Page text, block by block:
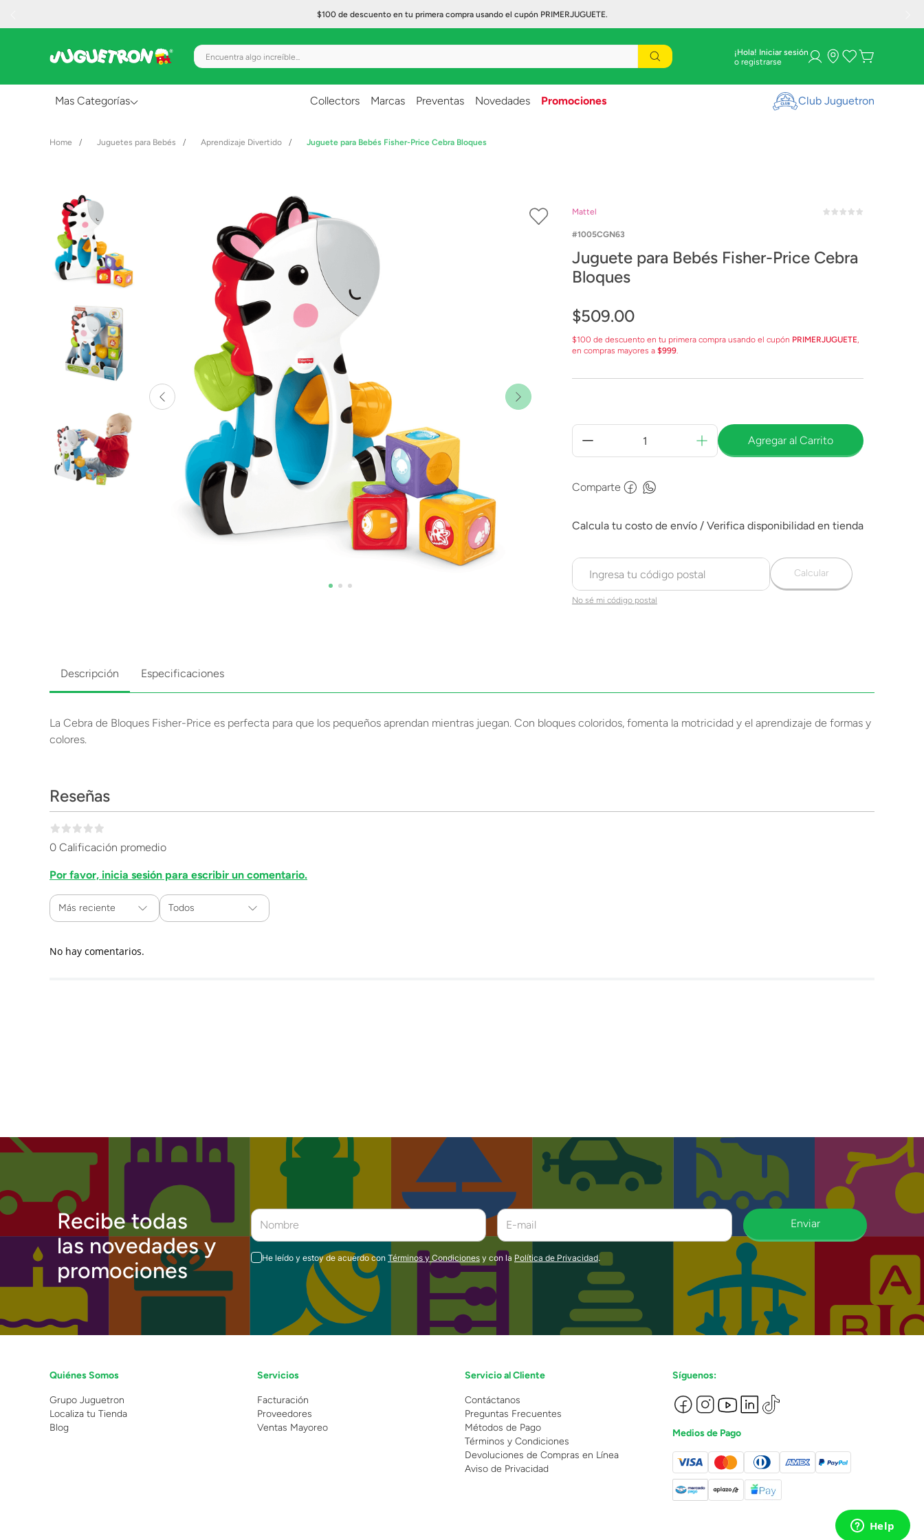
$100 de descuento en tu primera compra usando el cupón PRIMERJUGUETE.
Encuentra algo increíble... ¡Hola! Iniciar sesión
Mas Categorías
Creatividad y Arte
Figuras de Acción
Gadgets y Electrónicos
Lanzadores
Muñecas
Construcción
Vehículos y Pistas
Collectors Marcas Preventas Novedades Promociones Club Juguetron
Juguetes para Bebés Aprendizaje Divertido Juguete para Bebés Fisher-Price Cebra Bloques
Mattel
1005CGN63
Juguete para Bebés Fisher-Price Cebra
Bloques
$509.00
$100 de descuento en tu primera compra usando el cupón PRIMERJUGUETE,
en compras mayores a $999.
Agregar al Carrito
Comparte
No sé mi código postal
Calcular
Descripción Especificaciones
La Cebra de Bloques Fisher-Price es perfecta para que los pequeños aprendan mientras juegan. Con bloques coloridos, fomenta la motricidad y el aprendizaje de formas y
colores.
Reseñas
0 Calificación promedio
Por favor, inicia sesión para escribir un comentario.
Más reciente Todos
No hay comentarios.
Recibe todas
las novedades y
promociones
Enviar
He leído y estoy de acuerdo con Términos y Condiciones y con la Política de Privacidad.
Quiénes Somos
Grupo Juguetron
Localiza tu Tienda
Blog
Servicios
Facturación
Proveedores
Ventas Mayoreo
Servicio al Cliente
Contáctanos
Preguntas Frecuentes
Métodos de Pago
Términos y Condiciones
Devoluciones de Compras en Línea
Aviso de Privacidad
Síguenos:
Medios de Pago